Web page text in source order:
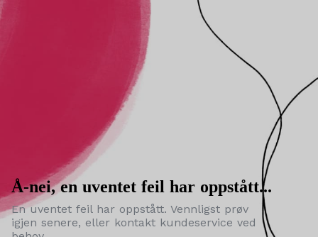
Å-nei, en uventet feil har oppstått...
En uventet feil har oppstått. Vennligst prøv
igjen senere, eller kontakt kundeservice ved